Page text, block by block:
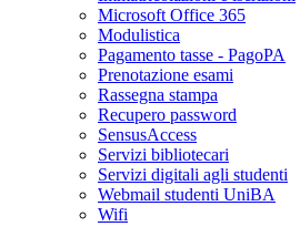
Microsoft Office 365
Modulistica
Pagamento tasse - PagoPA
Prenotazione esami
Rassegna stampa
Recupero password
SensusAccess
Servizi bibliotecari
Servizi digitali agli studenti
Webmail studenti UniBA
Wifi